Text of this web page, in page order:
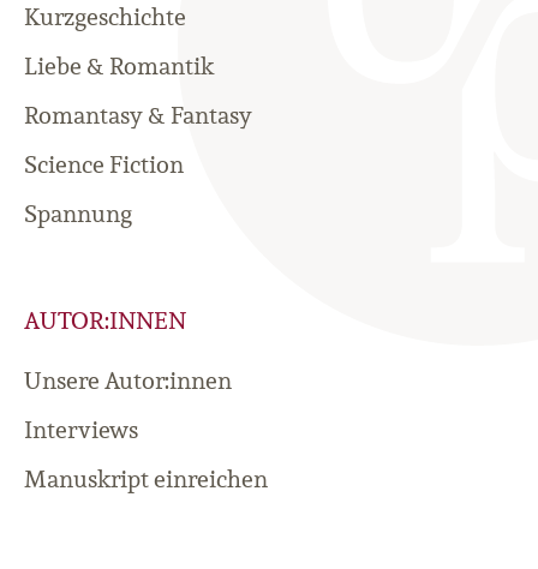
Kurzgeschichte
Liebe & Romantik
Romantasy & Fantasy
Science Fiction
Spannung
AUTOR:INNEN
Unsere Autor:innen
Interviews
Manuskript einreichen